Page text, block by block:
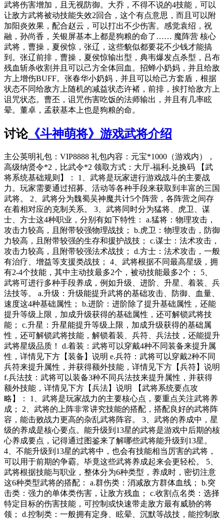
武将伤害增加，且无视防御。大乔，不得不说的4技能，可以
让敌方武将被动技能失效2回合，这个有点意思，而且可以附
加阳炎效果，配合赵云，可以打出不少伤害。感觉袁绍，祝
融，孙尚香，关银屏基本上都是狗粮的命了…… 魔阵营 核心
武将，曹操，夏侯惊，张辽，这些貌似都要花不少钱才能搞
到。张辽前排，曹操，夏侯惊输出型，典韦爆发点杀型，吕布
残血斩杀收割并且可以己方全体回血。招蝉小奶妈，并且给敌
方上增伤BUFF。张春华小奶妈，并且可以给己方套盾，根据
状态不同给敌方上随机的减益状态许褚，前排，挨打给敌方上
诅咒状态。曹丕，诅咒伤害吃饭的法师输出，并且有几率眩
晕。董卓，孟获基本上也是狗粮的命。
讨论《斗神萌将》游戏武将介绍
主公英明礼包：VIP8888 礼包内容：元宝*1000（游戏内），
高级纳贤令*2，比武令*2 领取方式：大厅-福利-兑换码 【武
将系统基础规则】： 1、武将是玩家进行游戏战斗的主要战
力。玩家需要通过招募、活动等各种手段来获取到丰富的三国
武将。 2、武将分为魏蜀吴神魔共计5个阵营，各阵营之间存
在着相对应的克制关系。 3、武将同时分为猛将、虎卫、谋
士、方士这4种职业，分别有如下特性： a.猛将：物理攻击，
攻击力较高，且附带较强物理战技； b.虎卫：物理攻击，防御
力较高，且附带较强的生存和援护战技； c.谋士：法术攻击，
攻击力较高，且附带较强法术战技； d.方士：法术攻击，一般
有治疗、增益等支援类战技； 4、武将根据不同最高星级，拥
有2-4个技能，其中主动技最多2个，被动技能最多2个； 5、
武将可进行多种手段养成，例如升级、进阶、升星、着装、兵
法技等。 a.升级：升级能提升武将的基础攻击、防御、血量、
速度这4种基础属性； b.进阶：进阶除了提升基础属性，还能
提升等级上限，加成升级获得的基础属性，还可解锁武将技
能； c.升星：升星能提升等级上限，加成升级获得的基础属
性，还可解锁武将技能，解锁着装、兵符、兵法技，还能提升
武将星级品质！ d.着装：武将可以穿戴4种不同装备来提升属
性，详情见下方【装备】说明 e.兵符：武将可以穿戴2种不同
兵符来提升属性，并获得额外技能，详情见下方【兵符】说明
f.兵法技：武将可以装备3种不同兵法技来提升属性，并获得
额外技能，详情见下方【兵法】说明 【武将系统要点攻
略】： 1、武将是玩家战力的主要核心点，要重点关注武将养
成； 2、武将的上阵非常讲究技能的搭配，搭配良好的武将阵
容，能击败战力更高的杂乱武将阵容。 3、武将的养成中，星
级的养成是核心要点。能升级到13星的武将是游戏中后期的核
心养成要点，记得通过图鉴来了解哪些武将能升级到13星。
4、不能升级到13星的武将中，也会有技能相当厉害的武将，
可以用于前期的争霸。毕竟这些武将养成起来会更轻松。 5、
武将根据技能与职业，整体分为6种类型，养成时，密切注意
这6种类型武将的搭配： a.群伤类：消减敌方群体血线； b.突
击类：强力的单体类伤害，让敌方残血； c.收割点名类：选择
特定目标的伤害技能，可控制或快速带走敌方最有威胁的将
领； d.控制类：一般拥有定身、眩晕、沉默等战技，能控制敌